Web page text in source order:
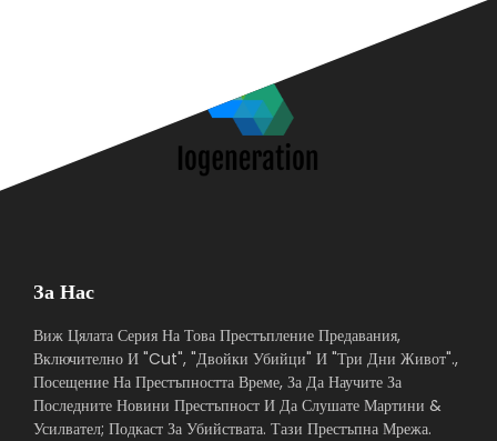
За Нас
Виж Цялата Серия На Това Престъпление Предавания,
Включително И "Cut", "Двойки Убийци" И "Три Дни Живот".,
Посещение На Престъпността Време, За Да Научите За
Последните Новини Престъпност И Да Слушате Мартини &
Усилвател; Подкаст За Убийствата. Тази Престъпна Мрежа.